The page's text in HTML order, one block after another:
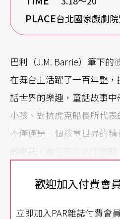
PLACE台北國家戲劇
巴利（J.M. Barrie）筆下的
在舞台上活躍了一百年整
話世界的樂趣，童話故事
小孩、對抗虎克船長所代表
不僅僅是一個孩童世界的
的寄託，而
的
顛覆這種精神領袖的等待
陀」這種荒謬的本意上，
蒼白的獨白
歡迎加入付費會
立即加入PAR雜誌付費會